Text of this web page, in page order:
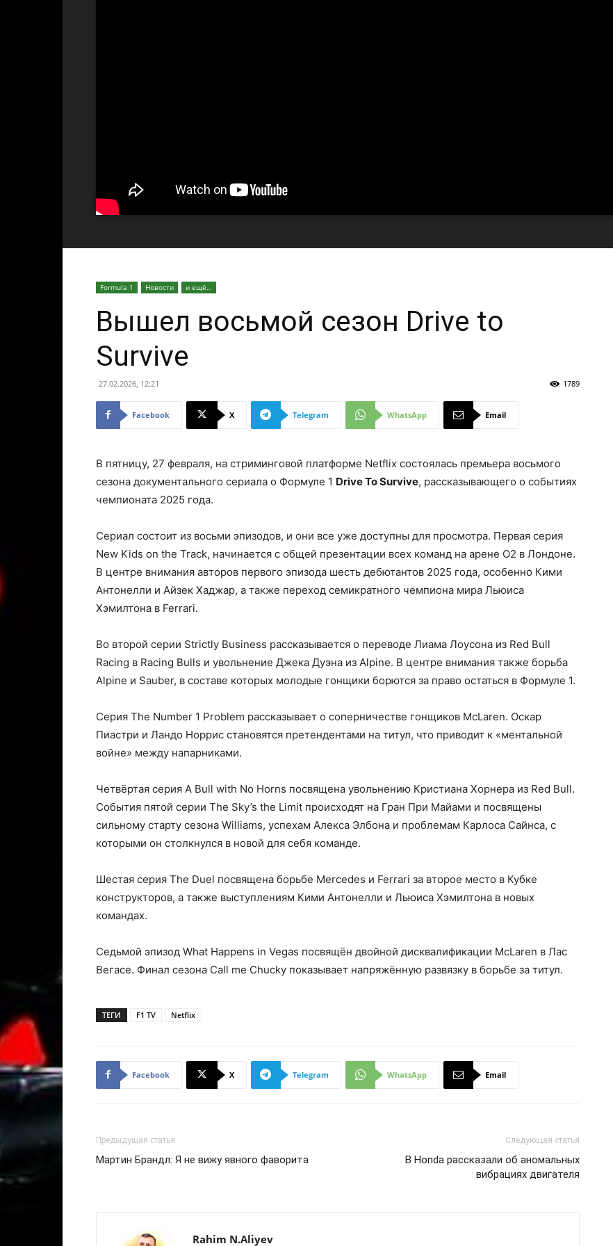
Formula 1 Новости и ещё…
Вышел восьмой сезон Drive to
Survive
27.02.2026, 12:21 1789
Facebook X Telegram WhatsApp Email
В пятницу, 27 февраля, на стриминговой платформе Netflix состоялась премьера восьмого
сезона документального сериала о Формуле 1 Drive To Survive, рассказывающего о событиях
чемпионата 2025 года.
Сериал состоит из восьми эпизодов, и они все уже доступны для просмотра. Первая серия
New Kids on the Track, начинается с общей презентации всех команд на арене O2 в Лондоне.
В центре внимания авторов первого эпизода шесть дебютантов 2025 года, особенно Кими
Антонелли и Айзек Хаджар, а также переход семикратного чемпиона мира Льюиса
Хэмилтона в Ferrari.
Во второй серии Strictly Business рассказывается о переводе Лиама Лоусона из Red Bull
Racing в Racing Bulls и увольнение Джека Дуэна из Alpine. В центре внимания также борьба
Alpine и Sauber, в составе которых молодые гонщики борются за право остаться в Формуле 1.
Серия The Number 1 Problem рассказывает о соперничестве гонщиков McLaren. Оскар
Пиастри и Ландо Норрис становятся претендентами на титул, что приводит к «ментальной
войне» между напарниками.
Четвёртая серия A Bull with No Horns посвящена увольнению Кристиана Хорнера из Red Bull.
События пятой серии The Sky’s the Limit происходят на Гран При Майами и посвящены
сильному старту сезона Williams, успехам Алекса Элбона и проблемам Карлоса Сайнса, с
которыми он столкнулся в новой для себя команде.
Шестая серия The Duel посвящена борьбе Mercedes и Ferrari за второе место в Кубке
конструкторов, а также выступлениям Кими Антонелли и Льюиса Хэмилтона в новых
командах.
Седьмой эпизод What Happens in Vegas посвящён двойной дисквалификации McLaren в Лас
Вегасе. Финал сезона Call me Chucky показывает напряжённую развязку в борьбе за титул.
ТЕГИ F1 TV Netflix
Facebook X Telegram WhatsApp Email
Предыдущая статья
Мартин Брандл: Я не вижу явного фаворита
Следующая статья
В Honda рассказали об аномальных
вибрациях двигателя
Rahim N.Aliyev